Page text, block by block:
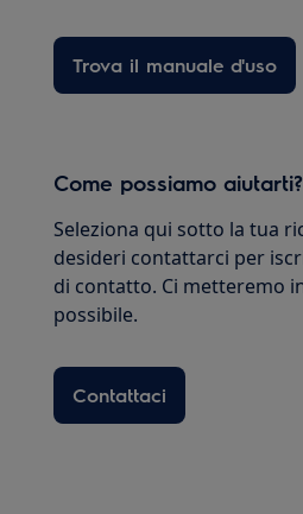
Trova il manuale d'uso
Come possiamo aiutarti?
Seleziona qui sotto la tua
desideri contattarci per
di contatto. Ci metteremo
possibile.
Contattaci